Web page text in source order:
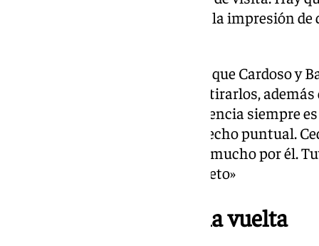
buscar el partido allí. No me dio la impresión
Respecto a los cambios, explicó que Cardoso
musculares, por eso tuvo que retirarlos,
Johnny pidió el cambio, su presencia siempre
establecería el empate en ese hecho puntual.
hizo un gran partido, me alegro mucho por él.
gol. Hizo un partido muy completo»
«Personalidad» para la vuelta